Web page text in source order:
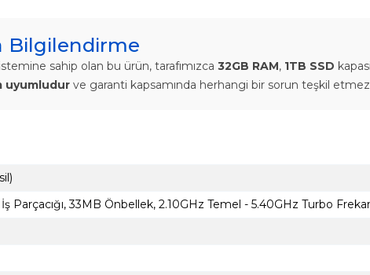
Bilgilendirme
sahip olan bu ürün, tarafımızca 32GB RAM, 1TB SSD
uyumludur ve garanti kapsamında herhangi bir sorun teşkil
Parçacığı, 33MB Önbellek, 2.10GHz Temel - 5.40GHz Turbo